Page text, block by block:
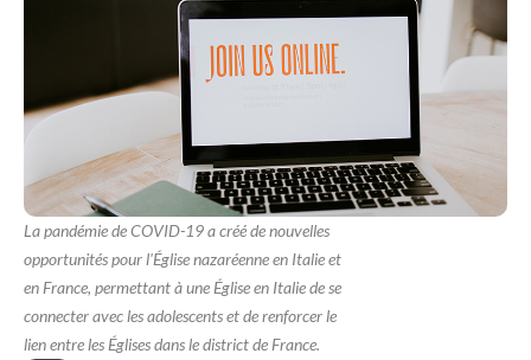
La pandémie de COVID-19 a créé de nouvelles
opportunités pour l'Église nazaréenne en Italie et
en France, permettant à une Église en Italie de se
connecter avec les adolescents et de renforcer le
lien entre les Églises dans le district de France.